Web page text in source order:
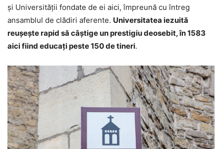
şi Universităţii fondate de ei aici, împreună cu întreg
ansamblul de clădiri aferente. Universitatea iezuită
reuşeşte rapid să câştige un prestigiu deosebit, în 1583
aici fiind educaţi peste 150 de tineri.